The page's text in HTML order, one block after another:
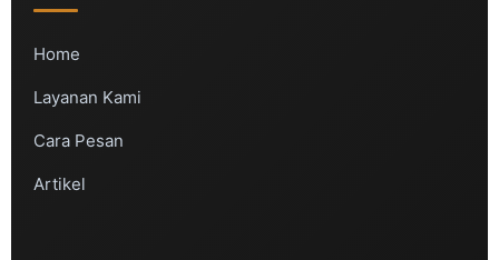
Home
Layanan Kami
Cara Pesan
Artikel